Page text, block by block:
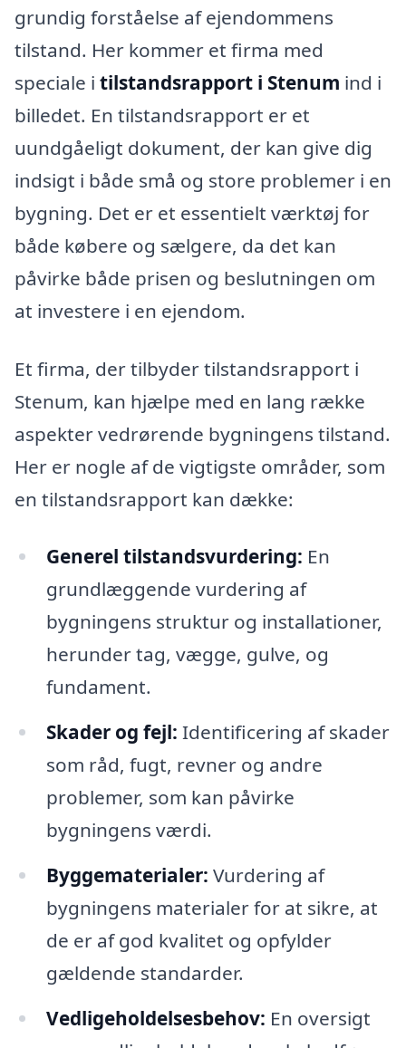
grundig forståelse af ejendommens
tilstand. Her kommer et firma med
speciale i tilstandsrapport i Stenum ind i
billedet. En tilstandsrapport er et
uundgåeligt dokument, der kan give dig
indsigt i både små og store problemer i en
bygning. Det er et essentielt værktøj for
både købere og sælgere, da det kan
påvirke både prisen og beslutningen om
at investere i en ejendom.
Et firma, der tilbyder tilstandsrapport i
Stenum, kan hjælpe med en lang række
aspekter vedrørende bygningens tilstand.
Her er nogle af de vigtigste områder, som
en tilstandsrapport kan dække:
Generel tilstandsvurdering: En
grundlæggende vurdering af
bygningens struktur og installationer,
herunder tag, vægge, gulve, og
fundament.
Skader og fejl: Identificering af skader
som råd, fugt, revner og andre
problemer, som kan påvirke
bygningens værdi.
Byggematerialer: Vurdering af
bygningens materialer for at sikre, at
de er af god kvalitet og opfylder
gældende standarder.
Vedligeholdelsesbehov: En oversigt